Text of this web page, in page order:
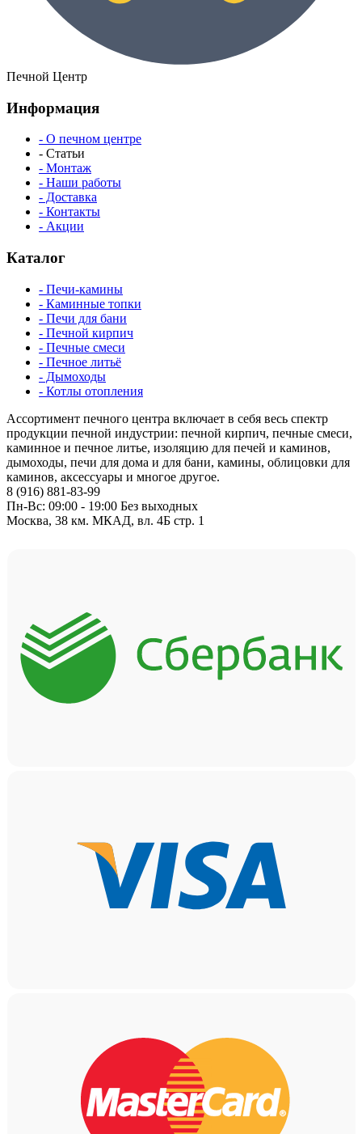
Печной Центр
Информация
- О печном центре
- Статьи
- Монтаж
- Наши работы
- Доставка
- Контакты
- Акции
Каталог
- Печи-камины
- Каминные топки
- Печи для бани
- Печной кирпич
- Печные смеси
- Печное литьё
- Дымоходы
- Котлы отопления
Ассортимент печного центра включает в себя весь спектр
продукции печной индустрии: печной кирпич, печные смеси,
каминное и печное литье, изоляцию для печей и каминов,
дымоходы, печи для дома и для бани, камины, облицовки для
каминов, аксессуары и многое другое.
8 (916) 881-83-99
Пн-Вс: 09:00 - 19:00 Без выходных
Москва, 38 км. МКАД, вл. 4Б стр. 1